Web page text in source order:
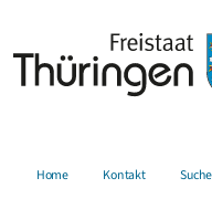
Home Kontakt Suche